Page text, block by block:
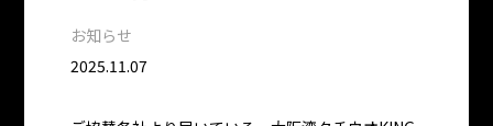
お知らせ
2025.11.07